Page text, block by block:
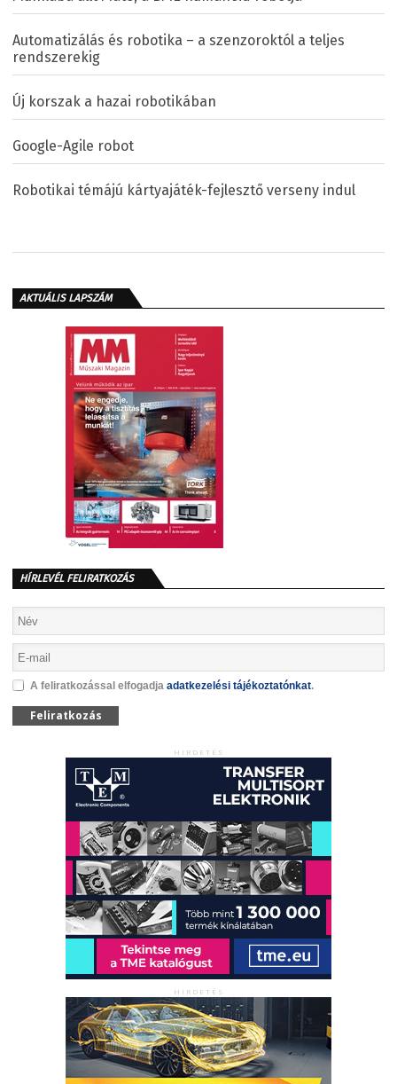
Automatizálás és robotika – a szenzoroktól a teljes
rendszerekig
Új korszak a hazai robotikában
Google-Agile robot
Robotikai témájú kártyajáték-fejlesztő verseny indul
AKTUÁLIS LAPSZÁM
HÍRLEVÉL FELIRATKOZÁS
A feliratkozással elfogadja adatkezelési tájékoztatónkat.
Feliratkozás
HIRDETÉS
HIRDETÉS